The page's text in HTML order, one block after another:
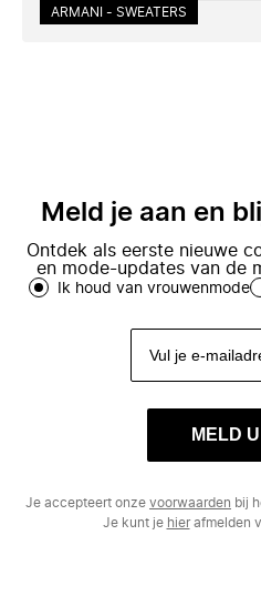
ARMANI - SWEATERS
Meld je aan en
Ontdek als eerste nieuwe
en mode-updates van de
Ik houd van vrouwenmode
MELD
Je accepteert onze voorwaarden bij
Je kunt je hierafmelden